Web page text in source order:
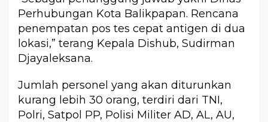
Perhubungan Kota Balikpapan. Rencana
penempatan pos tes cepat antigen di dua
lokasi,” terang Kepala Dishub, Sudirman
Djayaleksana.
Jumlah personel yang akan diturunkan
kurang lebih 30 orang, terdiri dari TNI,
Polri, Satpol PP, Polisi Militer AD, AL, AU,